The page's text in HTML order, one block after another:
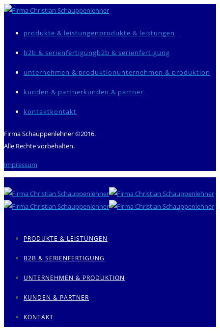
produkte & leistungen
b2b & serienfertigung
unternehmen & produktion
kunden & partner
kontakt
Firma Schauppenlehner ©2016.
Alle Rechte vorbehalten.
Impressum
PRODUKTE & LEISTUNGEN
B2B & SERIENFERTIGUNG
UNTERNEHMEN & PRODUKTION
KUNDEN & PARTNER
KONTAKT